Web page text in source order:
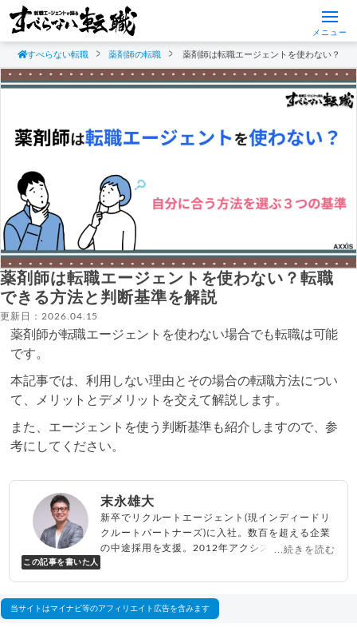
メニュー
すべらない転職 薬剤師の転職 薬剤師は転職エージェントを使わない？転
薬剤師は転職エージェントを使わない？転職
できる方法と判断基準を解説
更新日：2026.04.15
薬剤師が転職エージェントを使わない場合でも転職は可能
です。
本記事では、利用しない理由とその場合の転職方法につい
て、メリットとデメリットを交えて解説します。
また、エージェントを使う判断基準も紹介しますので、参
考にしてください。
この記事を書いた人
末永雄大
新卒でリクルートエージェント(現インディードリ
クルートパートナーズ)に入社。数百を超える企業
の中途採用を支援。2012年アクシス(株)設立、代
べらない転職エージェント
...続きを読む
当サイトはマイナビ等のアフィリエイト広告を含みます